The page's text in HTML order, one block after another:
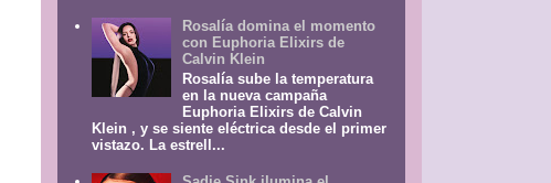
Rosalía domina el momento
con Euphoria Elixirs de
Calvin Klein
Rosalía sube la temperatura
en la nueva campaña
Euphoria Elixirs de Calvin
Klein , y se siente eléctrica desde el primer
vistazo. La estrell...